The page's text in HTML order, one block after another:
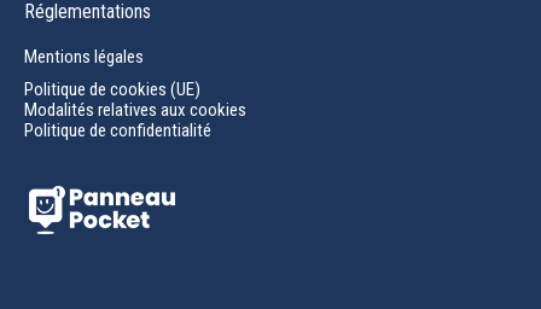
Réglementations
Mentions légales
Politique de cookies (UE)
Modalités relatives aux cookies
Politique de confidentialité